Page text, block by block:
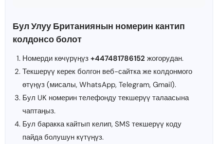
Бул Улуу Британиянын номерин кантип
колдонсо болот
Номерди көчүрүңүз +447481786152 жогорудан.
Текшерүү керек болгон веб-сайтка же колдонмого
өтүңүз (мисалы, WhatsApp, Telegram, Gmail).
Бул UK номерин телефонду текшерүү талаасына
чаптаңыз.
Бул баракка кайтып келип, SMS текшерүү коду
пайда болушун күтүңүз.